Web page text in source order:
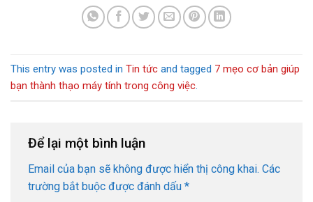
This entry was posted in Tin tức and tagged 7 mẹo cơ bản giúp
bạn thành thạo máy tính trong công việc.
Để lại một bình luận
Email của bạn sẽ không được hiển thị công khai. Các
trường bắt buộc được đánh dấu *